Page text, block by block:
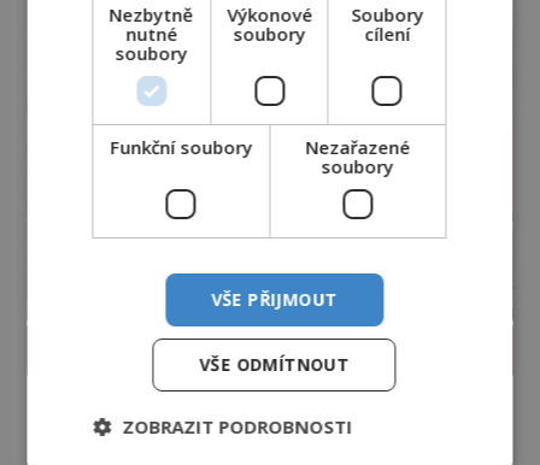
PROLISTOVAT ČASOPIS
Nezbytně
nutné
soubory
Výkonové
soubory
Soubory
cílení
Funkční soubory
Nezařazené
soubory
VŠE PŘIJMOUT
VŠE ODMÍTNOUT
ZOBRAZIT PODROBNOSTI